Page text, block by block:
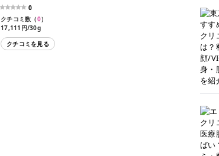
0
クチコミ数（0）
17,111円/30g
クチコミを見る